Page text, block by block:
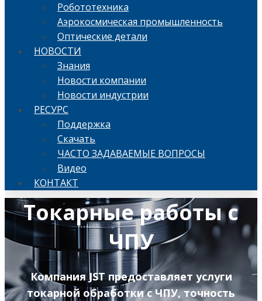
Робототехника
Аэрокосмическая промышленность
Оптические детали
НОВОСТИ
Знания
Новости компании
Новости индустрии
РЕСУРС
Поддержка
Скачать
ЧАСТО ЗАДАВАЕМЫЕ ВОПРОСЫ
Видео
КОНТАКТ
Токарные работы с
ЧПУ
Компания JST предоставляет услуги
токарной обработки с ЧПУ, точность